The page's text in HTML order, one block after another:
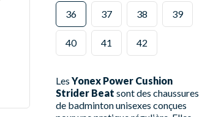
36 37 38 39
40 41 42
Les Yonex Power Cushion
Strider Beat sont des chaussures
de badminton unisexes conçues